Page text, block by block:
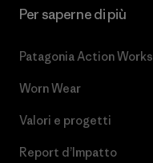
Per saperne di più
Patagonia Action Works
Worn Wear
Valori e progetti
Report d’Impatto